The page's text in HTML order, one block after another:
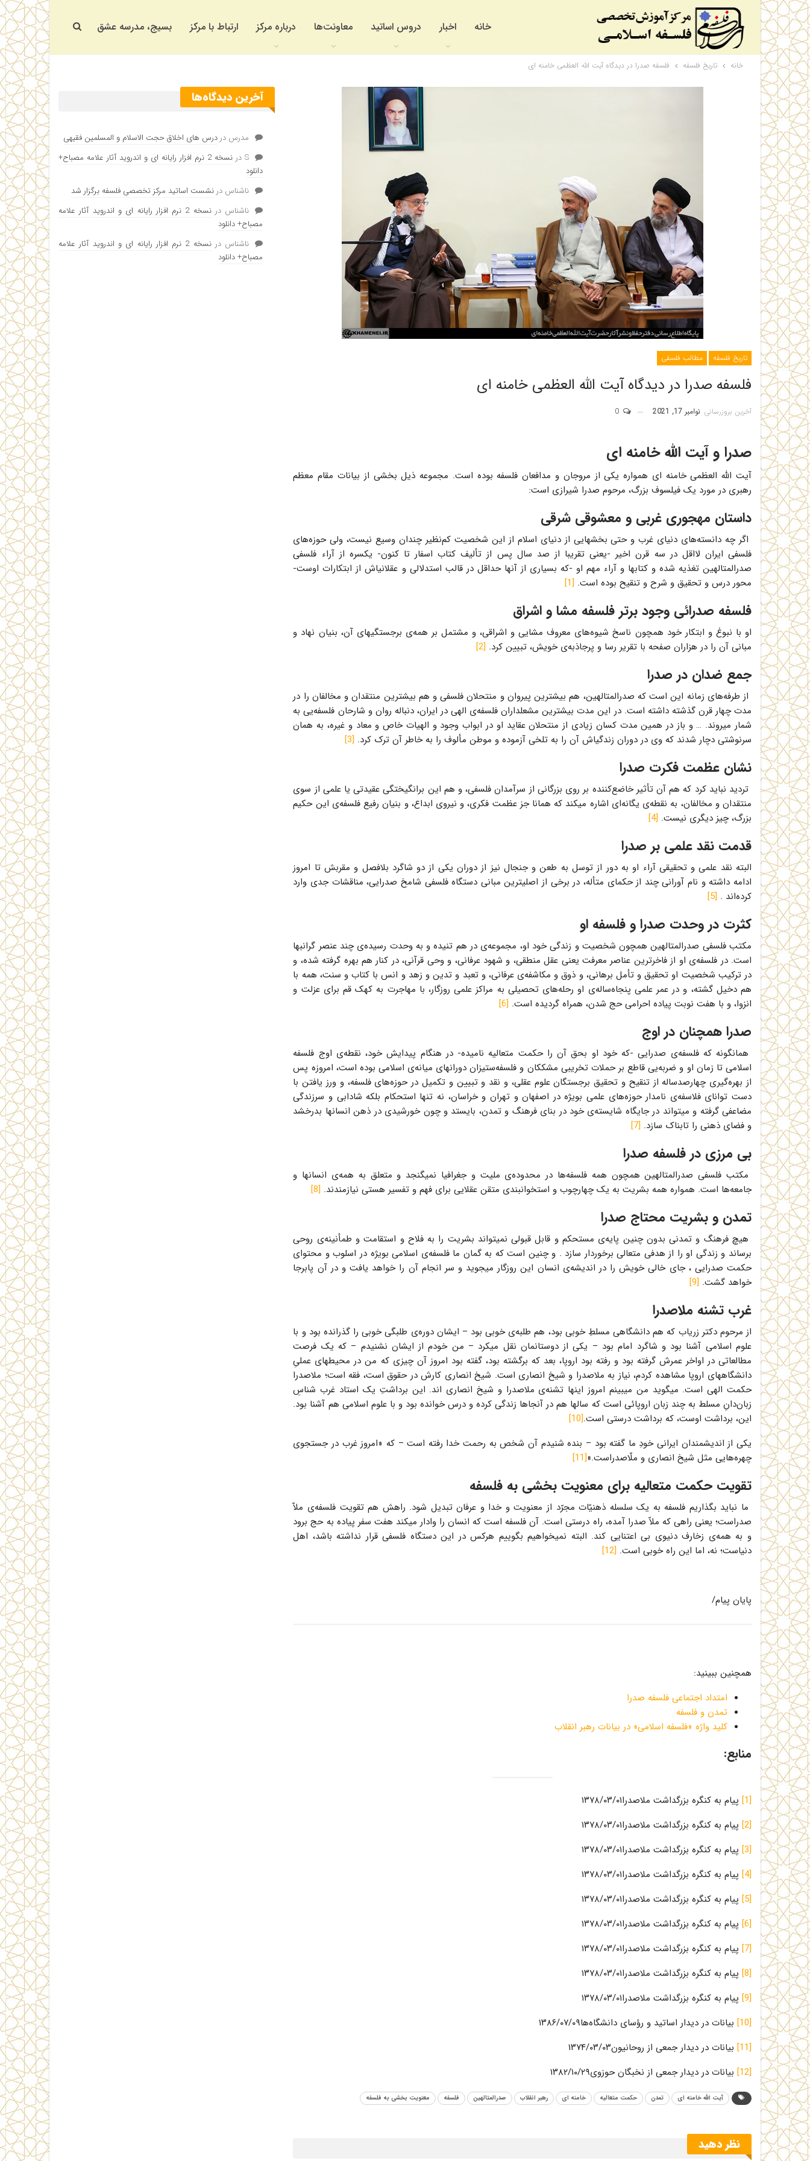
خانه اخبار دروس اساتید معاونت‌ها درباره مرکز ارتباط با مرکز بسیج، مدرسه عشق
خانه تاریخ فلسفه فلسفه صدرا در دیدگاه آیت الله العظمی خامنه ای
تاریخ فلسفه مطالب فلسفی
فلسفه صدرا در دیدگاه آیت الله العظمی خامنه ای
آخرین بروزرسانی نوامبر 17, 2021
صدرا و آیت الله خامنه ای
آیت الله العظمی خامنه ای همواره یکی از مروجان و مدافعان فلسفه بوده است. مجموعه ذیل بخشی از بیانات مقام معظم
رهبری در مورد یک فیلسوف بزرگ، مرحوم صدرا شیرازی است:
داستان مهجوری غربی و معشوقی شرقی
اگر چه دانسته‌های دنیای غرب و حتی بخشهایی از دنیای اسلام از این شخصیت کم‌نظیر چندان وسیع نیست، ولی حوزه‌های
فلسفی ایران لااقل در سه قرن اخیر -یعنی تقریبا از صد سال پس از تألیف کتاب اسفار تا کنون- یکسره از آراء فلسفی
صدرالمتالهین تغذیه شده و کتابها و آراء مهم او -که بسیاری از آنها حداقل در قالب استدلالی و عقلانیاش از ابتکارات اوست-
محور درس و تحقیق و شرح و تنقیح بوده است. [1]
فلسفه صدرائی وجود برتر فلسفه مشا و اشراق
او با نبوغ و ابتکار خود همچون ناسخ شیوه‌های معروف مشایی و اشراقی، و مشتمل بر همه‌ی برجستگیهای آن، بنیان نهاد و
مبانی آن را در هزاران صفحه با تقریر رسا و پرجاذبه‌ی خویش، تبیین کرد. [2]
جمع ضدان در صدرا
از طرفه‌های زمانه این است که صدرالمتالهین، هم بیشترین پیروان و منتحلان فلسفی و هم بیشترین منتقدان و مخالفان را در
مدت چهار قرن گذشته داشته است. در این مدت بیشترین مشعلداران فلسفه‌ی الهی در ایران، دنباله روان و شارحان فلسفه‌یی به
شمار میروند. … و باز در همین مدت کسان زیادی از منتحلان عقاید او در ابواب وجود و الهیات خاص و معاد و غیره، به همان
سرنوشتی دچار شدند که وی در دوران زندگیاش آن را به تلخی آزموده و موطن مألوف را به خاطر آن ترک کرد. [3]
نشان عظمت فکرت صدرا
تردید نباید کرد که هم آن تأثیر خاضع‌کننده بر روی بزرگانی از سرآمدان فلسفی، و هم این برانگیختگی عقیدتی یا علمی از سوی
منتقدان و مخالفان، به نقطه‌ی یگانه‌ای اشاره میکند که همانا جز عظمت فکری، و نیروی ابداع، و بنیان رفیع فلسفه‌ی این حکیم
بزرگ، چیز دیگری نیست. [4]
قدمت نقد علمی بر صدرا
البته نقد علمی و تحقیقی آراء او به دور از توسل به طعن و جنجال نیز از دوران یکی از دو شاگرد بلافصل و مقربش تا امروز
ادامه داشته و نام آورانی چند از حکمای متأله، در برخی از اصلیترین مبانی دستگاه فلسفی شامخ صدرایی، مناقشات جدی وارد
کرده‌اند . [5]
کثرت در وحدت صدرا و فلسفه او
مکتب فلسفی صدرالمتالهین همچون شخصیت و زندگی خود او، مجموعه‌ی در هم تنیده و به وحدت رسیده‌ی چند عنصر گرانبها
است. در فلسفه‌ی او از فاخرترین عناصر معرفت یعنی عقل منطقی، و شهود عرفانی، و وحی قرآنی، در کنار هم بهره گرفته شده، و
در ترکیب شخصیت او تحقیق و تأمل برهانی، و ذوق و مکاشفه‌ی عرفانی، و تعبد و تدین و زهد و انس با کتاب و سنت، همه با
هم دخیل گشته، و در عمر علمی پنجاه‌ساله‌ی او رحله‌های تحصیلی به مراکز علمی روزگار، با مهاجرت به کهک قم برای عزلت و
انزوا، و با هفت نوبت پیاده احرامی حج شدن، همراه گردیده است. [6]
صدرا همچنان در اوج
همانگونه که فلسفه‌ی صدرایی -که خود او بحق آن را حکمت متعالیه نامیده- در هنگام پیدایش خود، نقطه‌ی اوج فلسفه
اسلامی تا زمان او و ضربه‌یی قاطع بر حملات تخریبی مشککان و فلسفه‌ستیزان دورانهای میانه‌ی اسلامی بوده است، امروزه پس
از بهره‌گیری چهارصدساله از تنقیح و تحقیق برجستگان علوم عقلی، و نقد و تبیین و تکمیل در حوزه‌های فلسفه، و ورز یافتن با
دست توانای فلاسفه‌ی نامدار حوزه‌های علمی بویژه در اصفهان و تهران و خراسان، نه تنها استحکام بلکه شادابی و سرزندگی
مضاعفی گرفته و میتواند در جایگاه شایسته‌ی خود در بنای فرهنگ و تمدن، بایستد و چون خورشیدی در ذهن انسانها بدرخشد
و فضای ذهنی را تابناک سازد. [7]
بی مرزی در فلسفه صدرا
مکتب فلسفی صدرالمتالهین همچون همه فلسفه‌ها در محدوده‌ی ملیت و جغرافیا نمیگنجد و متعلق به همه‌ی انسانها و
جامعه‌ها است. همواره همه بشریت به یک چهارچوب و استخوانبندی متقن عقلایی برای فهم و تفسیر هستی نیازمندند. [8]
تمدن و بشریت محتاج صدرا
هیچ فرهنگ و تمدنی بدون چنین پایه‌ی مستحکم و قابل قبولی نمیتواند بشریت را به فلاح و استقامت و طمأنینه‌ی روحی
برساند و زندگی او را از هدفی متعالی برخوردار سازد . و چنین است که به گمان ما فلسفه‌ی اسلامی بویژه در اسلوب و محتوای
حکمت صدرایی ، جای خالی خویش را در اندیشه‌ی انسان این روزگار میجوید و سر انجام آن را خواهد یافت و در آن پابرجا
خواهد گشت. [9]
غرب تشنه ملاصدرا
از مرحوم دکتر زریاب که هم دانشگاهی مسلطِ خوبی بود، هم طلبه‌ی خوبی بود – ایشان دوره‌ی طلبگی خوبی را گذرانده بود و با
علوم اسلامی آشنا بود و شاگرد امام بود – یکی از دوستانمان نقل میکرد – من خودم از ایشان نشنیدم – که یک فرصت
مطالعاتی در اواخر عمرش گرفته بود و رفته بود اروپا، بعد که برگشته بود، گفته بود امروز آن چیزی که من در محیطهای عملىِ
دانشگاههای اروپا مشاهده کردم، نیاز به ملاصدرا و شیخ انصاری است. شیخ انصاری کارش در حقوق است، فقه است؛ ملاصدرا
حکمت الهی است. میگوید من میبینم امروز اینها تشنه‌ی ملاصدرا و شیخ انصاری اند. این برداشتِ یک استاد غرب شناسِ
زبان‌دانِ مسلط به چند زبان اروپائی است که سالها هم در آنجاها زندگی کرده و درس خوانده بود و با علوم اسلامی هم آشنا بود.
این، برداشت اوست، که برداشت درستی است.[10]
یکی از اندیشمندان ایرانی خودِ ما گفته بود – بنده شنیدم آن شخص به رحمت خدا رفته است – که «امروز غرب در جستجوی
چهره‌هایی مثل شیخ انصاری و ملّاصدراست.»[11]
تقویت حکمت متعالیه برای معنویت بخشی به فلسفه
ما نباید بگذاریم فلسفه به یک سلسله ذهنیّات مجرّد از معنویت و خدا و عرفان تبدیل شود. راهش هم تقویت فلسفه‌ی ملاّ
صدراست؛ یعنی راهی که ملاّ صدرا آمده، راه درستی است. آن فلسفه است که انسان را وادار میکند هفت سفر پیاده به حج برود
و به همه‌ی زخارف دنیوی بی اعتنایی کند. البته نمیخواهیم بگوییم هرکس در این دستگاه فلسفی قرار نداشته باشد، اهل
دنیاست؛ نه، اما این راه خوبی است. [12]
پایان پیام/
همچنین ببینید:
امتداد اجتماعی فلسفه صدرا
تمدن و فلسفه
کلید واژه «فلسفه اسلامی» در بیانات رهبر انقلاب
منابع:
[1]
پیام به کنگره بزرگداشت ملاصدرا۱۳۷۸/۰۳/۰۱
[2]
پیام به کنگره بزرگداشت ملاصدرا۱۳۷۸/۰۳/۰۱
[3]
پیام به کنگره بزرگداشت ملاصدرا۱۳۷۸/۰۳/۰۱
[4]
پیام به کنگره بزرگداشت ملاصدرا۱۳۷۸/۰۳/۰۱
[5]
پیام به کنگره بزرگداشت ملاصدرا۱۳۷۸/۰۳/۰۱
[6]
پیام به کنگره بزرگداشت ملاصدرا۱۳۷۸/۰۳/۰۱
[7]
پیام به کنگره بزرگداشت ملاصدرا۱۳۷۸/۰۳/۰۱
[8]
پیام به کنگره بزرگداشت ملاصدرا۱۳۷۸/۰۳/۰۱
[9]
پیام به کنگره بزرگداشت ملاصدرا۱۳۷۸/۰۳/۰۱
[10]
بیانات در دیدار اساتید و رؤسای دانشگاه‌ها‌۱۳۸۶/۰۷/۰۹
[11]
بیانات در دیدار جمعی از روحانیون۱۳۷۴/۰۳/۰۳
[12]
بیانات در دیدار جمعی از نخبگان حوزوی۱۳۸۲/۱۰/۲۹
آیت الله خامنه ای تمدن حکمت متعالیه خامنه ای رهبر انقلاب صدرالمتالهین فلسفه معنویت بخشی به فلسفه
نظر دهید
آخرین دیدگاه‌ها
مدرس در درس های اخلاق حجت الاسلام و المسلمین فقیهی
Sدر
نسخه 2 نرم افزار رایانه ای و اندروید آثار علامه مصباح+
دانلود
ناشناس در نشست اساتید مرکز تخصصی فلسفه برگزار شد
ناشناس در
نسخه 2 نرم افزار رایانه ای و اندروید آثار علامه
مصباح+ دانلود
ناشناس در
نسخه 2 نرم افزار رایانه ای و اندروید آثار علامه
مصباح+ دانلود